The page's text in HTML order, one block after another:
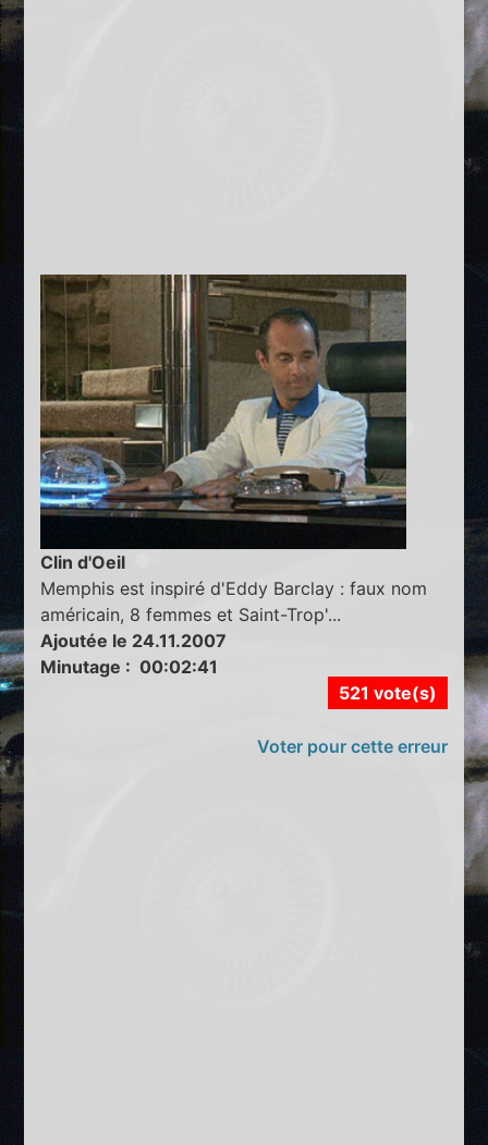
Clin d'Oeil
Memphis est inspiré d'Eddy Barclay : faux nom
américain, 8 femmes et Saint-Trop'...
Ajoutée le 24.11.2007
Minutage : 00:02:41
521 vote(s)
Voter pour cette erreur